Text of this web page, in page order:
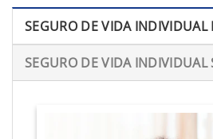
SEGURO DE VIDA INDIVIDUAL
SEGURO DE VIDA INDIVIDUAL